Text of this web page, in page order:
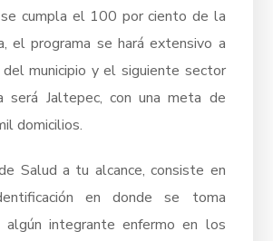
cumpla el 100 por ciento de la
el programa se hará extensivo a
municipio y el siguiente sector
será Jaltepec, con una meta de
domicilios.
Salud a tu alcance, consiste en
en donde se toma
algún integrante enfermo en los